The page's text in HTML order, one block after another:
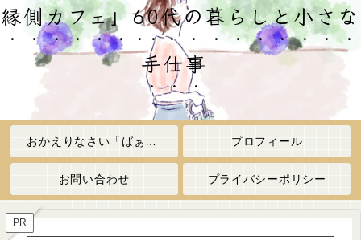
縁側カフェ」60代の暮らしと小さな
手仕事
プロフィール
お問い合わせ プライバシーポリシー
PR